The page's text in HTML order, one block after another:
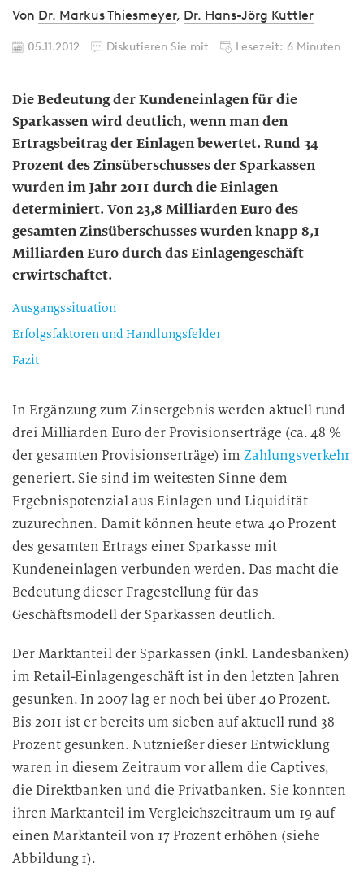
Von Dr. Markus Thiesmeyer, Dr. Hans-Jörg Kuttler
05.11.2012 Diskutieren Sie mit Lesezeit: 6 Minuten
Die Bedeutung der Kundeneinlagen für die
Sparkassen wird deutlich, wenn man den
Ertragsbeitrag der Einlagen bewertet. Rund 34
Prozent des Zinsüberschusses der Sparkassen
wurden im Jahr 2011 durch die Einlagen
determiniert. Von 23,8 Milliarden Euro des
gesamten Zinsüberschusses wurden knapp 8,1
Milliarden Euro durch das Einlagengeschäft
erwirtschaftet.
Ausgangssituation
Erfolgsfaktoren und Handlungsfelder
Fazit
In Ergänzung zum Zinsergebnis werden aktuell rund
drei Milliarden Euro der Provisionserträge (ca. 48 %
der gesamten Provisionserträge) imZahlungsverkehr
generiert. Sie sind im weitesten Sinne dem
Ergebnispotenzial aus Einlagen und Liquidität
zuzurechnen. Damit können heute etwa 40 Prozent
des gesamten Ertrags einer Sparkasse mit
Kundeneinlagen verbunden werden. Das macht die
Bedeutung dieser Fragestellung für das
Geschäftsmodell der Sparkassen deutlich.
Der Marktanteil der Sparkassen (inkl. Landesbanken)
im Retail-Einlagengeschäft ist in den letzten Jahren
gesunken. In 2007 lag er noch bei über 40 Prozent.
Bis 2011 ist er bereits um sieben auf aktuell rund 38
Prozent gesunken. Nutznießer dieser Entwicklung
waren in diesem Zeitraum vor allem die Captives,
die Direktbanken und die Privatbanken. Sie konnten
ihren Marktanteil im Vergleichszeitraum um 19 auf
einen Marktanteil von 17 Prozent erhöhen (siehe
Abbildung 1).